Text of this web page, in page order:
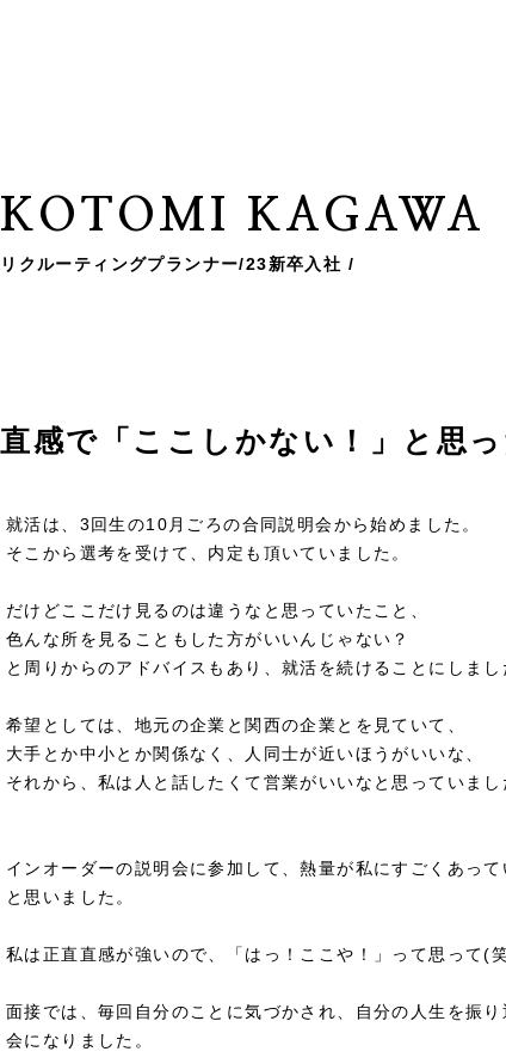
KOTOMI KAGAWA
リクルーティングプランナー/23新卒入社
直感で「ここしかない！」と思っ
就活は、3回生の10月ごろの合同説明会から始めました。
そこから選考を受けて、内定も頂いていました。
だけどここだけ見るのは違うなと思っていたこと、
色んな所を見ることもした方がいいんじゃない？
と周りからのアドバイスもあり、就活を続けることにしまし
希望としては、地元の企業と関西の企業とを見ていて、
大手とか中小とか関係なく、人同士が近いほうがいいな、
それから、私は人と話したくて営業がいいなと思っていまし
インオーダーの説明会に参加して、熱量が私にすごくあって
と思いました。
私は正直直感が強いので、「はっ！ここや！」って思って(笑
面接では、毎回自分のことに気づかされ、自分の人生を振り
会になりました。